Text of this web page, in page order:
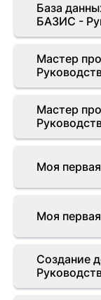
База
БАЗИС -
Мастер
Мастер
Моя
Моя
Создание